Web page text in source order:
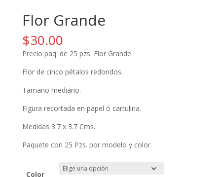
Flor Grande
$30.00
Precio paq. de 25 pzs. Flor Grande
Flor de cinco pétalos redondos.
Tamaño mediano.
Figura recortada en papel ó cartulina.
Medidas 3.7 x 3.7 Cms.
Paquete con 25 Pzs. por modelo y color.
Color